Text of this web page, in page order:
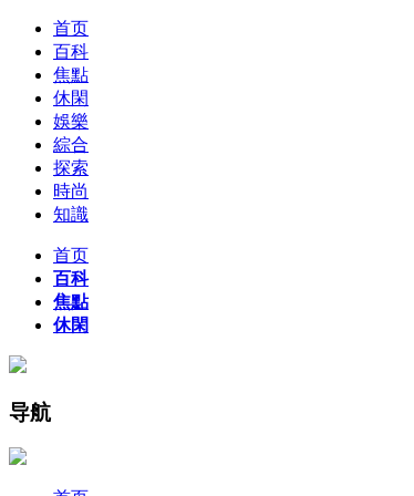
首页
百科
焦點
休閑
娛樂
綜合
探索
時尚
知識
首页
百科
焦點
休閑
导航